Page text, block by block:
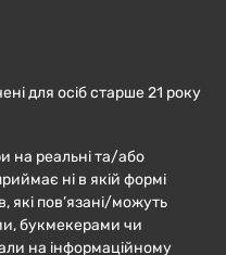
для осіб старше 21 року
на реальні та/або
ні в якій формі
які пов’язані/можуть
букмекерами чи
на інформаційному